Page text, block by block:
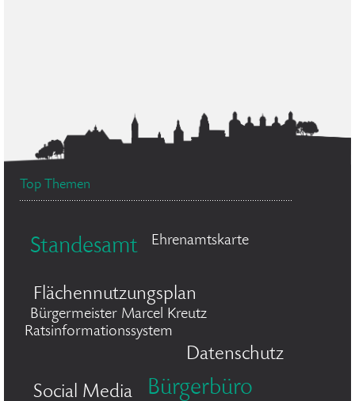
Top Themen
Standesamt Ehrenamtskarte
Flächennutzungsplan
Bürgermeister Marcel Kreutz
Ratsinformationssystem
Datenschutz
Social Media
Bürgerbüro